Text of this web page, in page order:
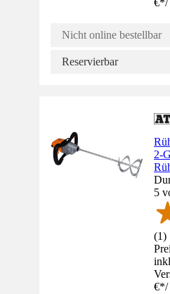
Nicht online bestellbar
Reservierbar
2-
5
(1)
€*/